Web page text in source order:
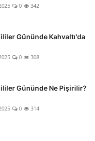
0 342
Gününde Kahvaltı'da
0 308
Gününde Ne Pişirilir?
0 314